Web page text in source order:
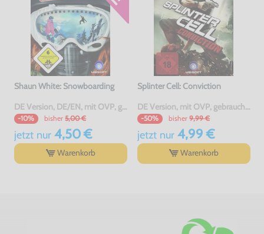
Shaun White: Snowboarding
DE Version, DE/EN, mit OVP, gebraucht
-10% bisher 5,00 €
jetzt nur4,50 €
Warenkorb
Splinter Cell: Conviction
DE Version, mit OVP, gebraucht, USK18
-50% bisher 9,99 €
jetzt nur4,99 €
Warenkorb